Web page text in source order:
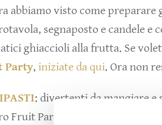
abbiamo visto come
segnaposto e candele
ghiaccioli alla frutta. Se
Party, iniziate da qui. Ora non
: divertenti da mangiare e
Fruit Party con gli